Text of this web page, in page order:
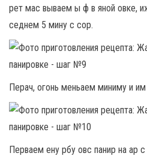
рет мас вываем ы ф в яной овке,
седнем 5 мину с сор.
Перач, огонь меньаем миниму и
Перваем ену рбу овс панир на ар